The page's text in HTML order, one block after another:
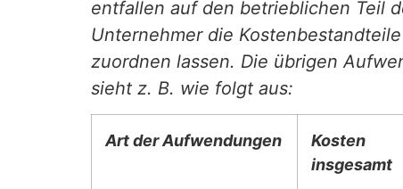
entfallen auf den betrieblichen Teil
Unternehmer die
zuordnen lassen. Die übrigen
sieht z. B. wie folgt aus:
Art der Aufwendungen
Kosten
insgesamt